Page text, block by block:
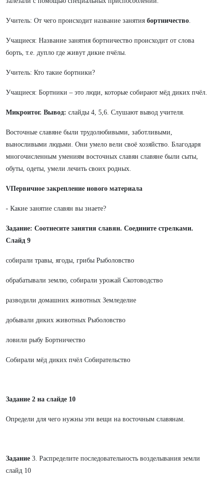
Учитель: От чего происходит название занятия бортничество.
Учащиеся: Название занятия бортничество происходит от слова
борть, т.е. дупло где живут дикие пчёлы.
Учитель: Кто такие бортники?
Учащиеся: Бортники – это люди, которые собирают мёд диких пчёл.
Микроитог. Вывод: слайды 4, 5,6. Слушают вывод учителя.
Восточные славяне были трудолюбивыми, заботливыми,
выносливыми людьми. Они умело вели своё хозяйство. Благодаря
многочисленным умениям восточных славян славяне были сыты,
обуты, одеты, умели лечить своих родных.
VПервичное закрепление нового материала
- Какие занятие славян вы знаете?
Задание: Соотнесите занятия славян. Соедините стрелками.
Слайд 9
собирали травы, ягоды, грибы Рыболовство
обрабатывали землю, собирали урожай Скотоводство
разводили домашних животных Земледелие
добывали диких животных Рыболовство
ловили рыбу Бортничество
Собирали мёд диких пчёл Собирательство
Задание 2 на слайде 10
Определи для чего нужны эти вещи на восточным славянам.
Задание 3. Распределите последовательность возделывания земли
слайд 10